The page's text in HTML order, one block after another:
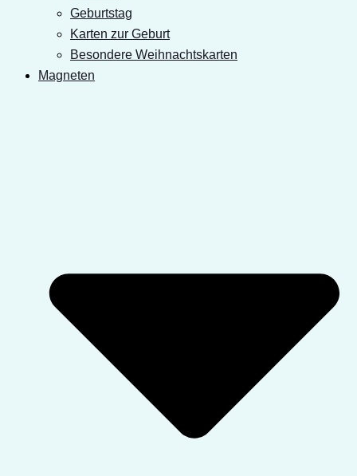
Geburtstag
Karten zur Geburt
Besondere Weihnachtskarten
Magneten